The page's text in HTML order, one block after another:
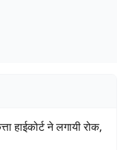
हाईकोर्ट ने लगायी रोक,